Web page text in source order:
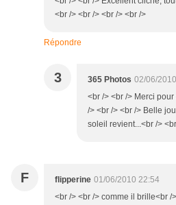
<br /> <br /> <br /> <br />
Répondre
3 365 Photos 02/06/
<br /> <br /> Merci
/> <br /> <br /> Belle
soleil revient...<br />
F flipperine 01/06/2010 22:54
<br /> <br /> comme il brille<br /